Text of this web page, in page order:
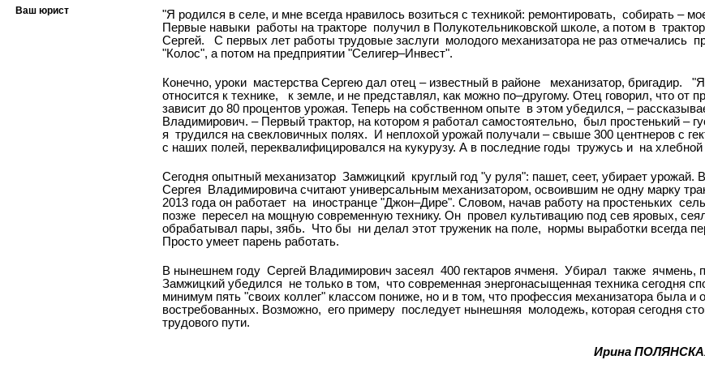
"Я родился в селе, и мне всегда нравилось возиться с техникой: ремонтировать, собирать –
Первые навыки работы на тракторе получил в Полукотельниковской школе, а потом в
Сергей.
С первых лет работы трудовые заслуги молодого механизатора не раз отмечались
"Колос", а потом на предприятии "Селигер–Инвест".
Конечно, уроки мастерства Сергею дал отец – известный в районе механизатор, бригадир.
относится к технике,
к земле, и не представлял, как можно по–другому. Отец говорил, что от
зависит до 80 процентов урожая. Теперь на собственном опыте в этом убедился, –
Владимирович. – Первый трактор, на котором я работал самостоятельно, был простенький –
я трудился на свекловичных полях. И неплохой урожай получали – свыше 300 центнеров с
с наших полей, переквалифицировался на кукурузу. А в последние годы тружусь и на хлебной
Сегодня опытный механизатор Замжицкий круглый год "у руля": пашет, сеет, убирает урожай.
Сергея Владимировича считают универсальным механизатором, освоившим не одну марку
2013 года он работает на иностранце "Джон–Дире". Словом, начав работу на простеньких
позже пересел на мощную современную технику. Он провел культивацию под сев яровых,
обрабатывал пары, зябь. Что бы ни делал этот труженик на поле, нормы выработки всегда
Просто умеет парень работать.
В нынешнем году Сергей Владимирович засеял 400 гектаров ячменя. Убирал также ячмень,
Замжицкий убедился не только в том, что современная энергонасыщенная техника сегодня
минимум пять "своих коллег" классом пониже, но и в том, что профессия механизатора была и
востребованных. Возможно, его примеру последует нынешняя молодежь, которая сегодня
трудового пути.
Ирина
Ваш юрист